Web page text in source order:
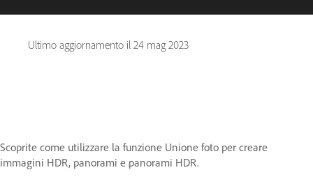
Ultimo aggiornamento il 24 mag 2023
Scoprite come utilizzare la funzione Unione foto per creare
immagini HDR, panorami e panorami HDR.